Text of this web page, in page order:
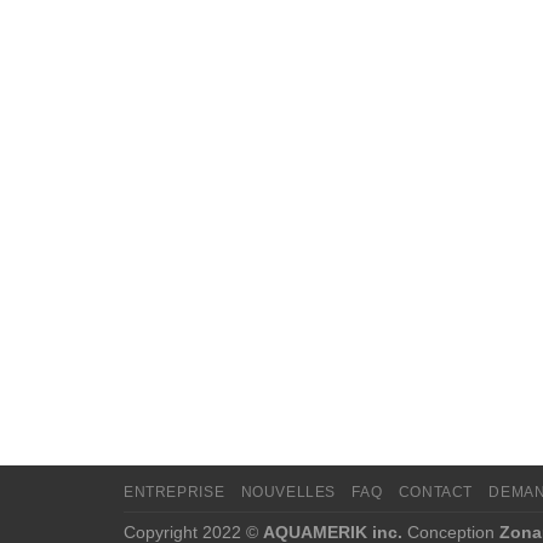
ENTREPRISE NOUVELLES FAQ CONTACT
Copyright 2022 © AQUAMERIK inc. Conception